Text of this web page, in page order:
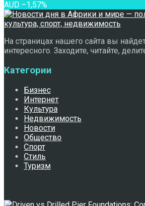
AUD –1,57%
На страницах нашего сайта вы
интересного. Заходите, читайте,
Категории
Бизнес
Интернет
Культура
Недвижимость
Новости
Общество
Спорт
Стиль
Туризм